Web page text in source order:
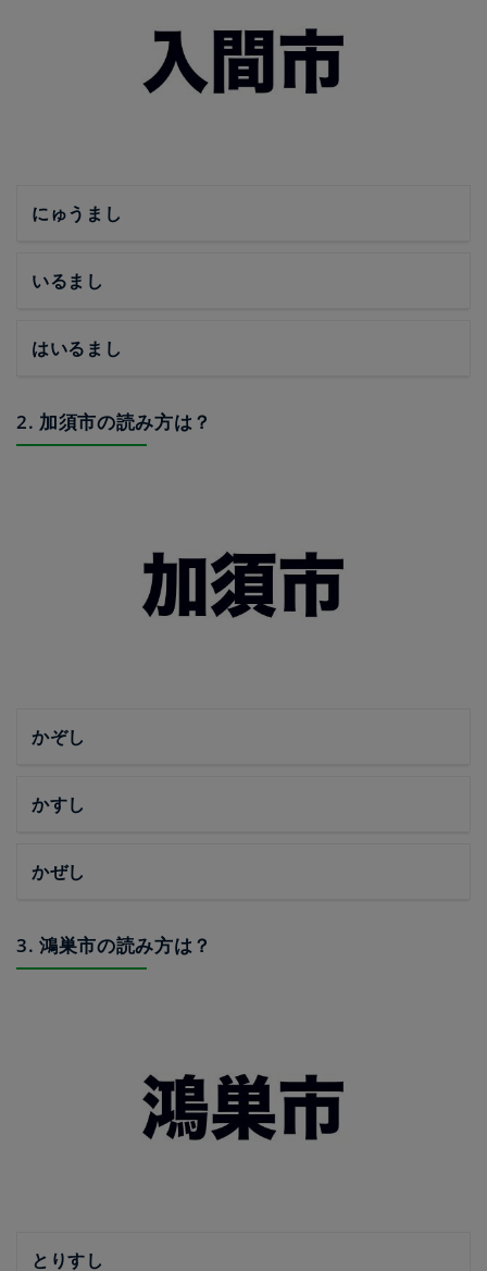
にゅうまし
いるまし
はいるまし
2. 加須市の読み方は？
かぞし
かすし
かぜし
3. 鴻巣市の読み方は？
とりすし